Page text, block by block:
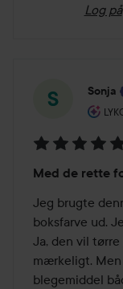
Log på
Sonja
5
ud
af
5
Med de rette
Jeg brugte
boksfarve ud.
Ja, den vil
mærkeligt.
blegemiddel